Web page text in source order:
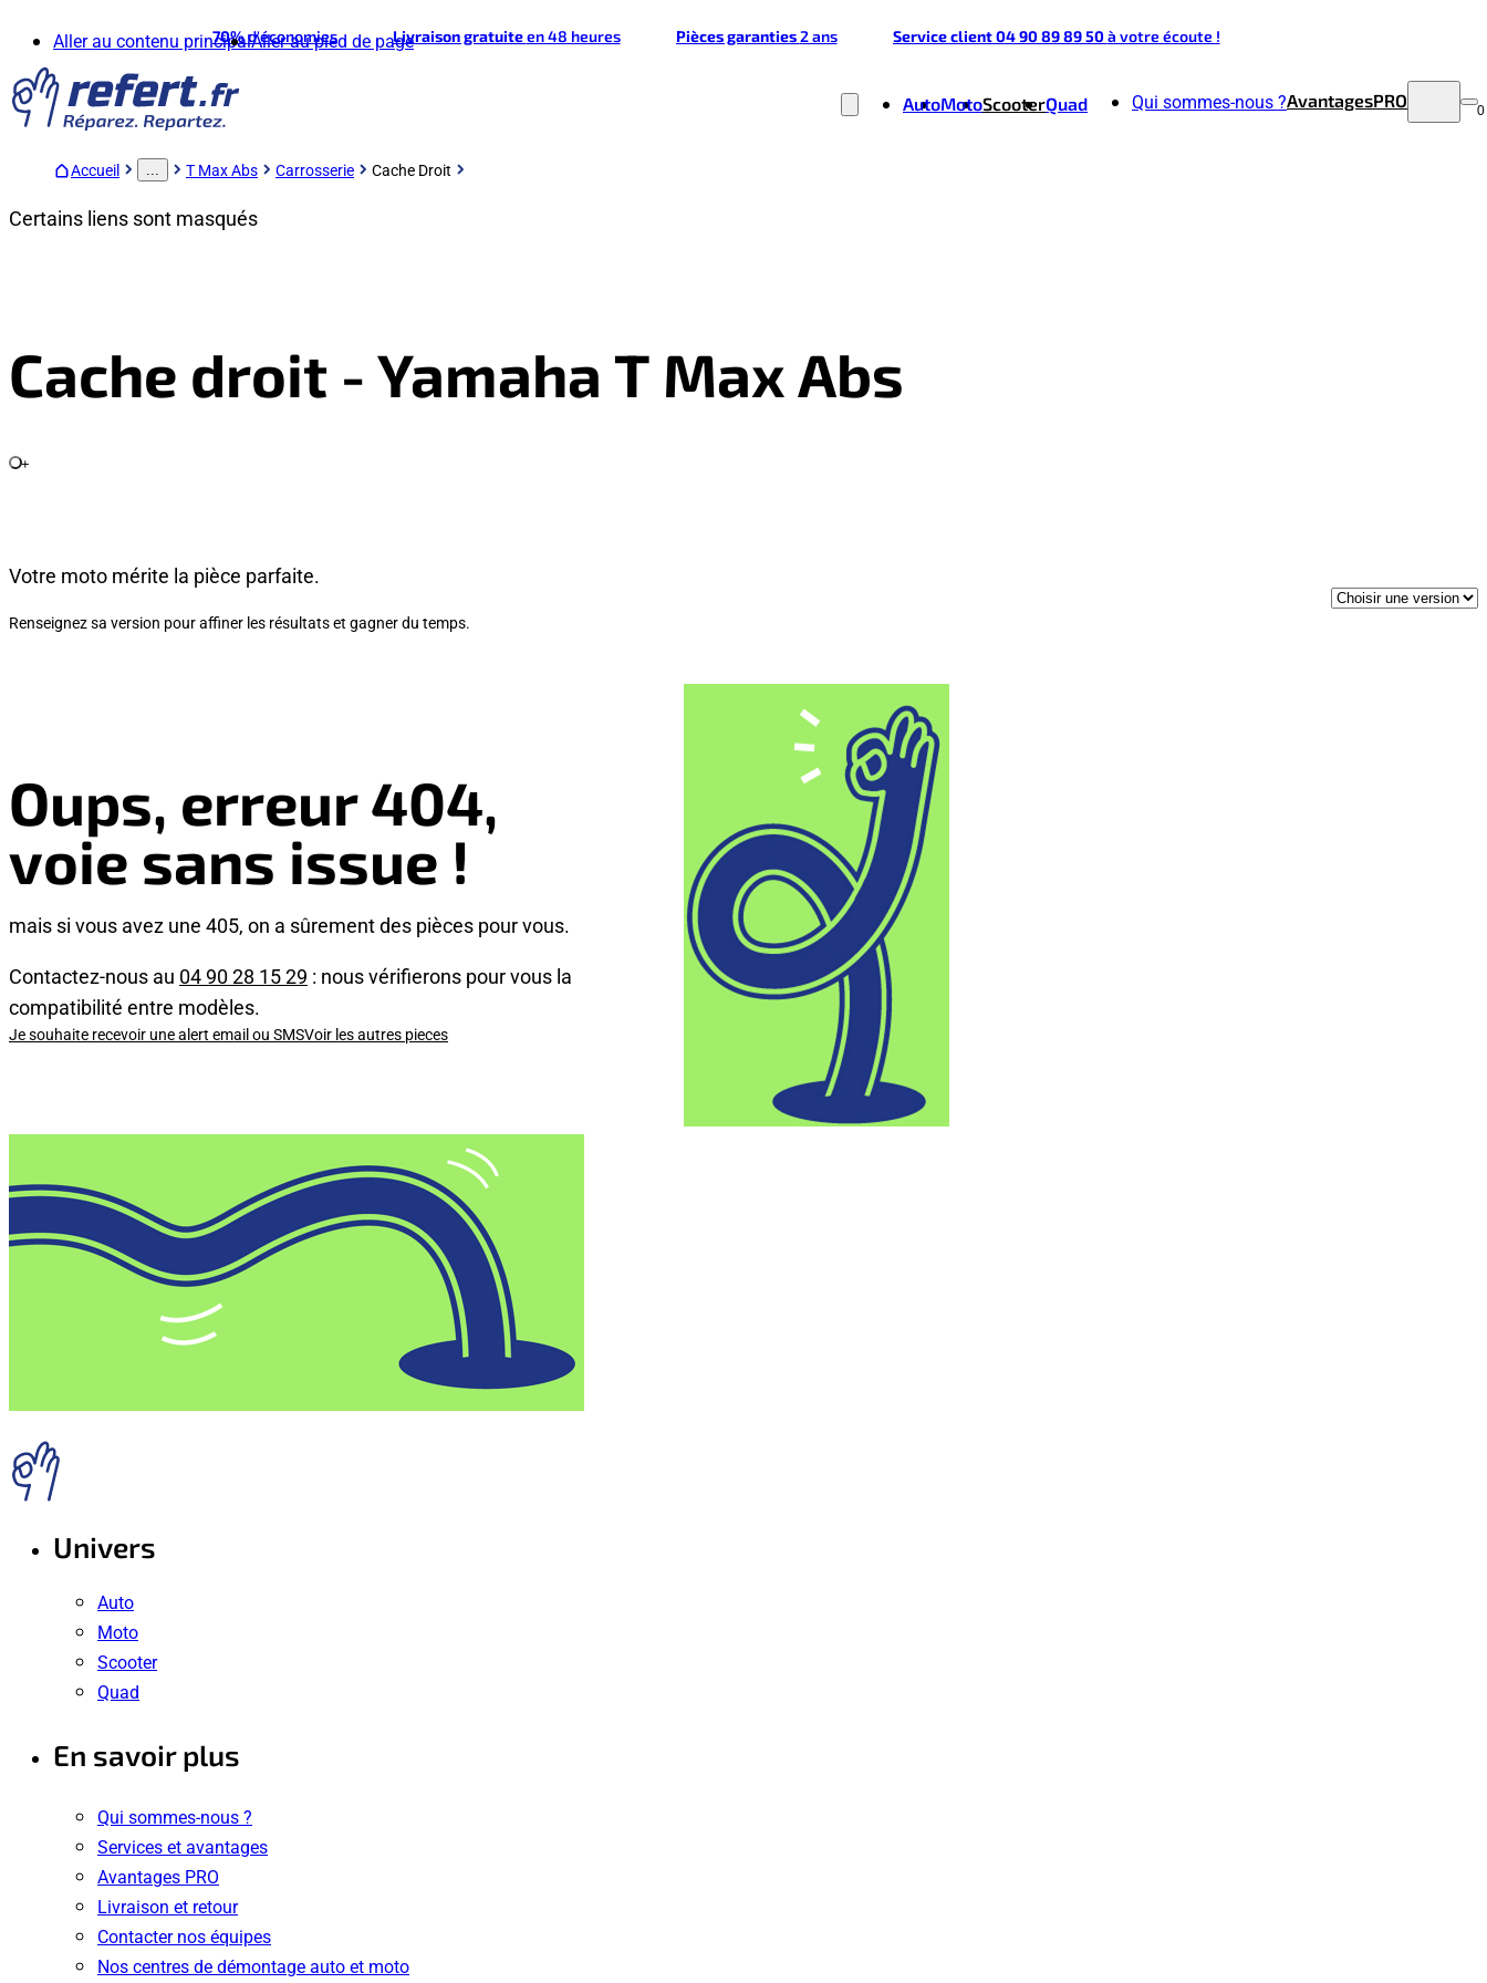
Aller au contenu principalAller au pied de page
70%d'économies Livraison gratuiteen 48 heures Pièces garanties2 ans Service client 04 90 89 89 50à votre écoute !
AutoMotoScooterQuad Qui sommes-nous ?AvantagesPRO 0
Accueil ... T Max Abs Carrosserie Cache Droit
Certains liens sont masqués
Cache droit - Yamaha T Max Abs
+
Votre moto mérite la pièce parfaite.
Renseignez sa version pour affiner les résultats et gagner du temps.
Oups, erreur 404,
voie sans issue !
mais si vous avez une 405, on a sûrement des pièces pour vous.
Contactez-nous au 04 90 28 15 29 : nous vérifierons pour vous la
compatibilité entre modèles.
Je souhaite recevoir une alert email ou SMSVoir les autres pieces
Univers
Auto
Moto
Scooter
Quad
En savoir plus
Qui sommes-nous ?
Services et avantages
Avantages PRO
Livraison et retour
Contacter nos équipes
Nos centres de démontage auto et moto